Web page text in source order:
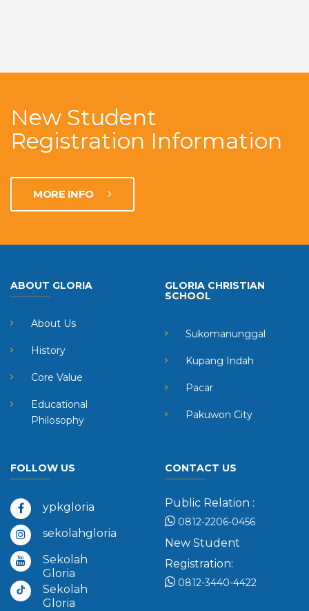
New Student
Registration Information
MORE INFO
ABOUT GLORIA
About Us
History
Core Value
Educational
Philosophy
GLORIA CHRISTIAN
SCHOOL
Sukomanunggal
Kupang Indah
Pacar
Pakuwon City
FOLLOW US
ypkgloria
sekolahgloria
Sekolah
Gloria
Sekolah
Gloria
CONTACT US
Public Relation :
0812-2206-0456
New Student
Registration:
0812-3440-4422